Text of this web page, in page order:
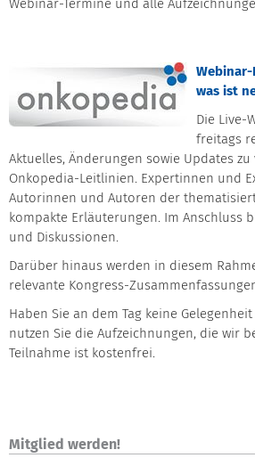
Webinar-Termine und alle
Webinar-
was ist
Die Live-
freitags
Aktuelles, Änderungen sowie Updates
Onkopedia-Leitlinien. Expertinnen und
Autorinnen und Autoren der
kompakte Erläuterungen. Im Anschluss
und Diskussionen.
Darüber hinaus werden in diesem
relevante Kongress-
Haben Sie an dem Tag keine
nutzen Sie die Aufzeichnungen, die wir
Teilnahme ist kostenfrei.
Mitglied werden!